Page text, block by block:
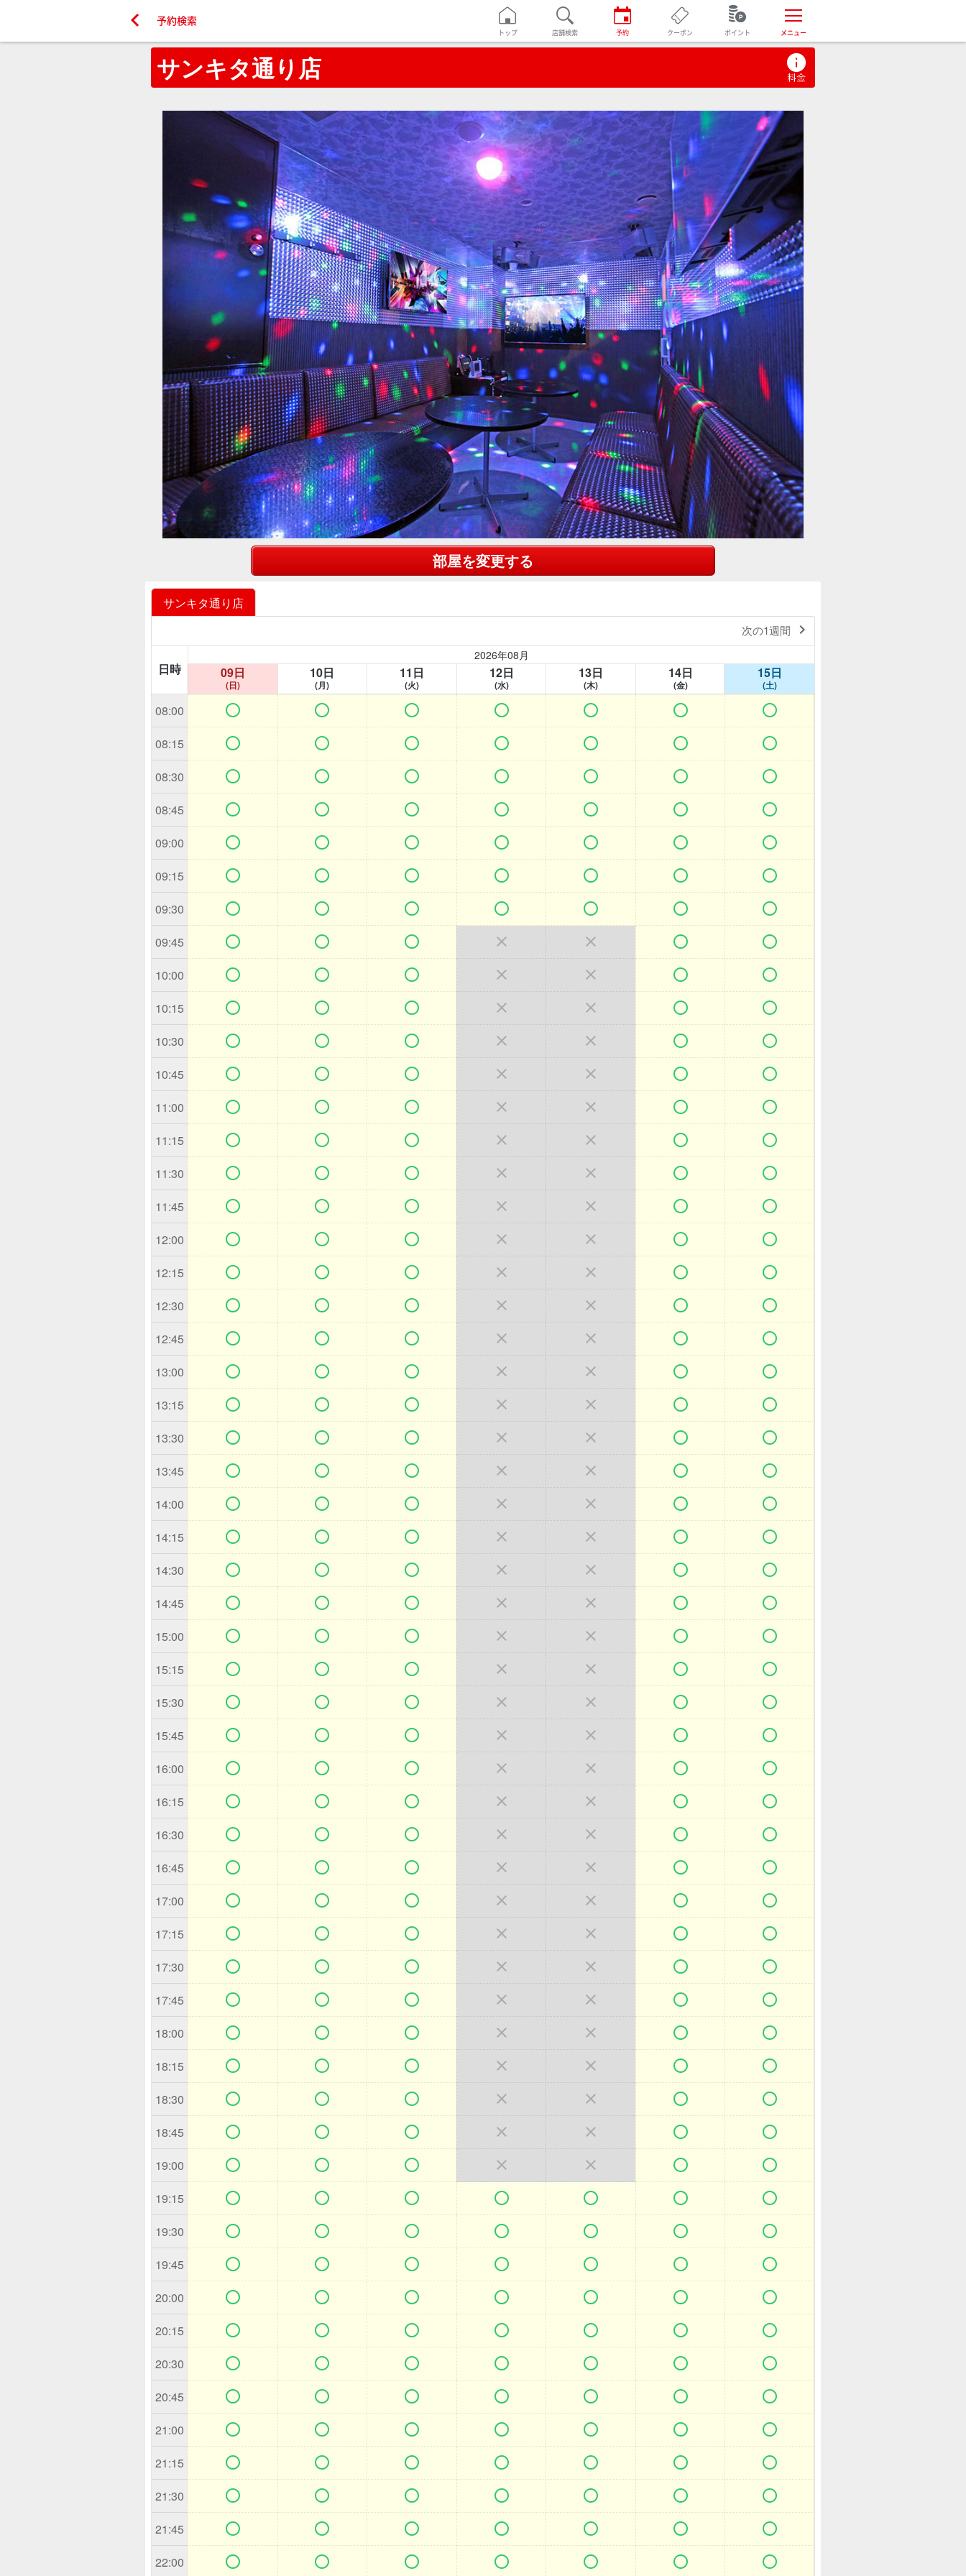
 予約検索
トップ 店舗検索 予約 クーポン ポイント メニュー
サンキタ通り店
部屋を変更する
サンキタ通り店
次の1週間 
日時
2026年08月
09日
(日)
10日
(月)
11日
(火)
12日
(水)
13日
(木)
14日
(金)
15日
(土)
08:00       
08:15       
08:30       
08:45       
09:00       
09:15       
09:30       
09:45       
10:00       
10:15       
10:30       
10:45       
11:00       
11:15       
11:30       
11:45       
12:00       
12:15       
12:30       
12:45       
13:00       
13:15       
13:30       
13:45       
14:00       
14:15       
14:30       
14:45       
15:00       
15:15       
15:30       
15:45       
16:00       
16:15       
16:30       
16:45       
17:00       
17:15       
17:30       
17:45       
18:00       
18:15       
18:30       
18:45       
19:00       
19:15       
19:30       
19:45       
20:00       
20:15       
20:30       
20:45       
21:00       
21:15       
21:30       
21:45       
22:00       